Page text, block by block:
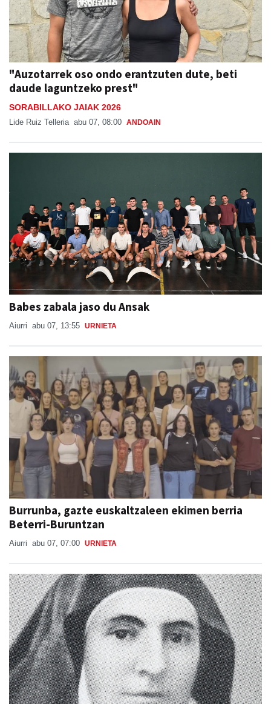
"Auzotarrek oso ondo erantzuten dute, beti
daude laguntzeko prest"
SORABILLAKO JAIAK 2026
Lide Ruiz Telleria abu 07, 08:00 ANDOAIN
Babes zabala jaso du Ansak
Aiurri abu 07, 13:55 URNIETA
Burrunba, gazte euskaltzaleen ekimen berria
Beterri-Buruntzan
Aiurri abu 07, 07:00 URNIETA